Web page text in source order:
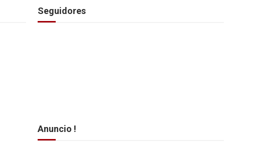
Seguidores
Anuncio !